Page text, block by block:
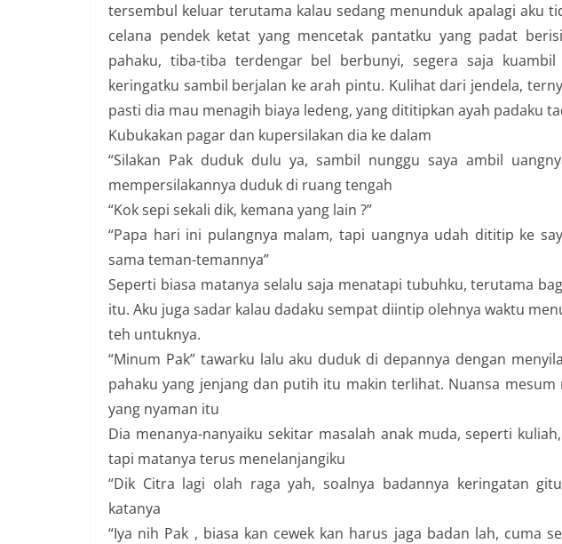
tersembul keluar terutama kalau sedang menunduk apalagi aku
celana pendek ketat yang mencetak pantatku yang padat
pahaku, tiba-tiba terdengar bel berbunyi, segera saja
keringatku sambil berjalan ke arah pintu. Kulihat dari jendela,
pasti dia mau menagih biaya ledeng, yang dititipkan ayah padaku
Kubukakan pagar dan kupersilakan dia ke dalam
“Silakan Pak duduk dulu ya, sambil nunggu saya ambil
mempersilakannya duduk di ruang tengah
“Kok sepi sekali dik, kemana yang lain ?”
“Papa hari ini pulangnya malam, tapi uangnya udah dititip ke
sama teman-temannya”
Seperti biasa matanya selalu saja menatapi tubuhku, terutama
itu. Aku juga sadar kalau dadaku sempat diintip olehnya waktu
teh untuknya.
“Minum Pak” tawarku lalu aku duduk di depannya dengan
pahaku yang jenjang dan putih itu makin terlihat. Nuansa
yang nyaman itu
Dia menanya-nanyaiku sekitar masalah anak muda, seperti
tapi matanya terus menelanjangiku
“Dik Citra lagi olah raga yah, soalnya badannya keringatan
katanya
“Iya nih Pak , biasa kan cewek kan harus jaga badan lah, cuma